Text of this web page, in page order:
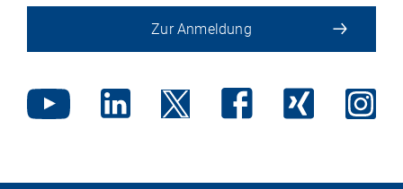
Zur Anmeldung